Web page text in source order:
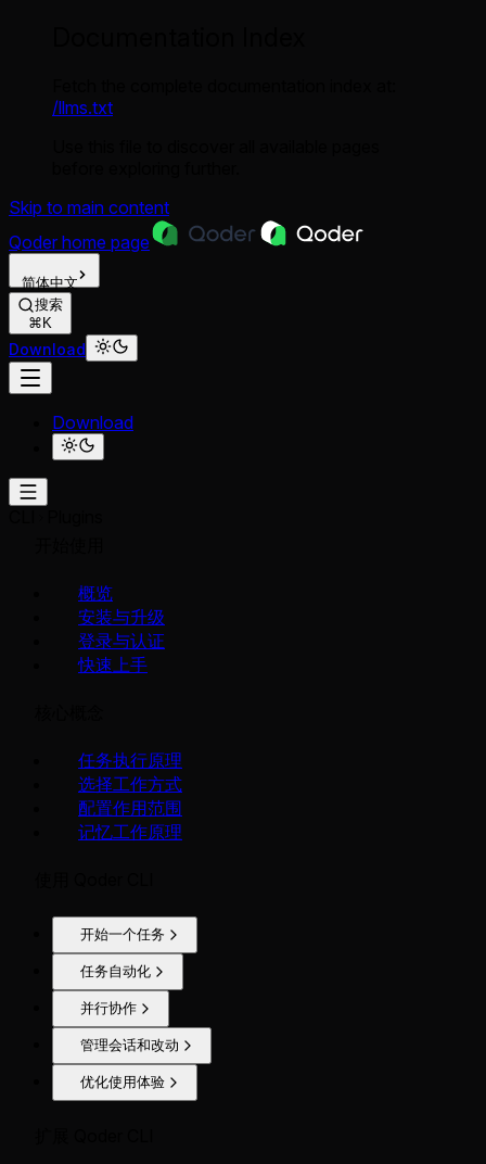
/llms.txt
Skip to main content
Qoder home page
简体中文
搜索
⌘K
Download
Download
概览
安装与升级
登录与认证
快速上手
任务执行原理
选择工作方式
配置作用范围
记忆工作原理
开始一个任务
任务自动化
并行协作
管理会话和改动
优化使用体验